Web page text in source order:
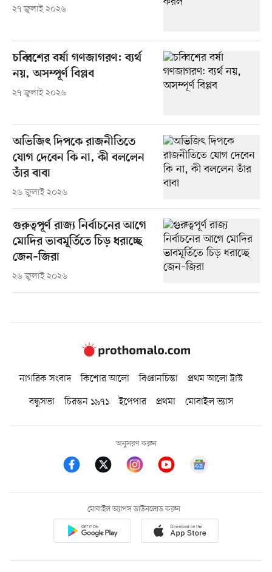
২৭ জুলাই ২০২৬
চব্বিশের বর্ষা গণজাগরণ: ব্যর্থ
নয়, অসম্পূর্ণ বিপ্লব
২৭ জুলাই ২০২৬
অভিজিৎ দিপকে রাজনীতিতে
যোগ দেবেন কি না, কী বললেন
তাঁর বাবা
২৬ জুলাই ২০২৬
গুরুত্বপূর্ণ রাজ্য নির্বাচনের আগে
মোদির ভাবমূর্তিতে চিড় ধরাচ্ছে
জেন–জিরা
২৬ জুলাই ২০২৬
নাগরিক সংবাদ কিশোর আলো বিজ্ঞানচিন্তা
প্রথম আলো ট্রাস্ট
বন্ধুসভা
চিরন্তন ১৯৭১ ইপেপার প্রথমা মোবাইল ভ্যাস
অনুসরণ করুন
মোবাইল অ্যাপস ডাউনলোড করুন